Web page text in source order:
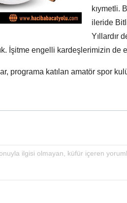
kıymetli.
ileride
Yıllardır
İşitme engelli kardeşlerimizin de
programa katılan amatör spor